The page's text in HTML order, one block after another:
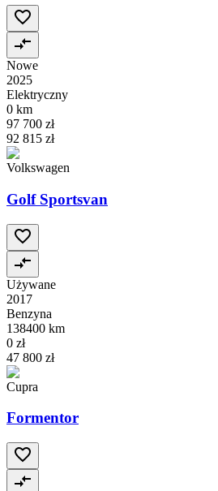
Nowe
2025
Elektryczny
0 km
97 700 zł
92 815 zł
Volkswagen
Golf Sportsvan
Używane
2017
Benzyna
138400 km
0 zł
47 800 zł
Cupra
Formentor